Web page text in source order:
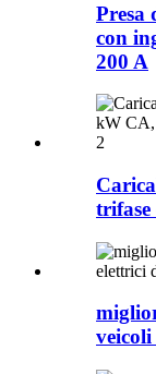
Presa
con
200 A